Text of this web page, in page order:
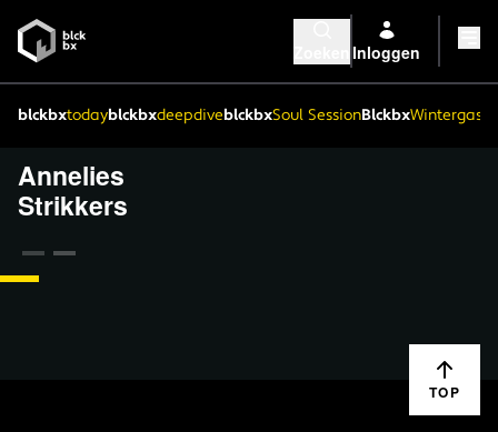
Inloggen
blckbxtodayblckbxdeepdiveblckbxSoul SessionBlckbx
Annelies
Strikkers
”Ze had nog kunnen leven” beweert huisarts bij
TOP